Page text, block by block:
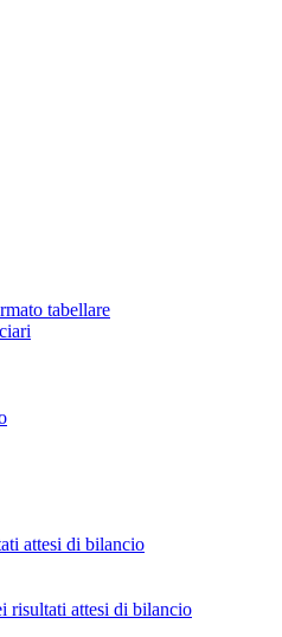
tabellare
attesi di bilancio
risultati attesi di bilancio